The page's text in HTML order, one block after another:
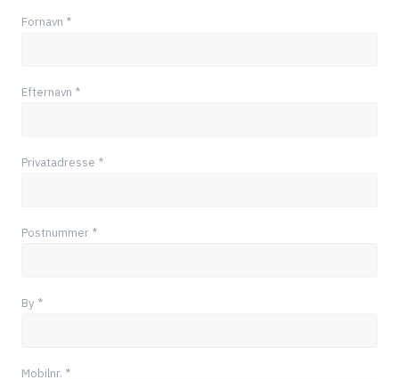
Fornavn *
Efternavn *
Privatadresse *
Postnummer *
By *
Mobilnr. *